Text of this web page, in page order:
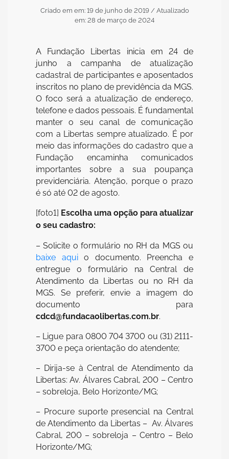
Criado em em: 19 de junho de 2019 / Atualizado
em: 28 de março de 2024
A Fundação Libertas inicia em 24 de
junho a campanha de atualização
cadastral de participantes e aposentados
inscritos no plano de previdência da MGS.
O foco será a atualização de endereço,
telefone e dados pessoais. É fundamental
manter o seu canal de comunicação
com a Libertas sempre atualizado. É por
meio das informações do cadastro que a
Fundação encaminha comunicados
importantes sobre a sua poupança
previdenciária. Atenção, porque o prazo
é só até 02 de agosto.
[foto1] Escolha uma opção para atualizar
o seu cadastro:
– Solicite o formulário no RH da MGS ou
baixe aquio documento. Preencha e
entregue o formulário na Central de
Atendimento da Libertas ou no RH da
MGS. Se preferir, envie a imagem do
documento para
cdcd@fundacaolibertas.com.br.
– Ligue para 0800 704 3700 ou (31) 2111-
3700 e peça orientação do atendente;
– Dirija-se à Central de Atendimento da
Libertas: Av. Álvares Cabral, 200 – Centro
– sobreloja, Belo Horizonte/MG;
– Procure suporte presencial na Central
de Atendimento da Libertas – Av. Álvares
Cabral, 200 – sobreloja – Centro – Belo
Horizonte/MG;